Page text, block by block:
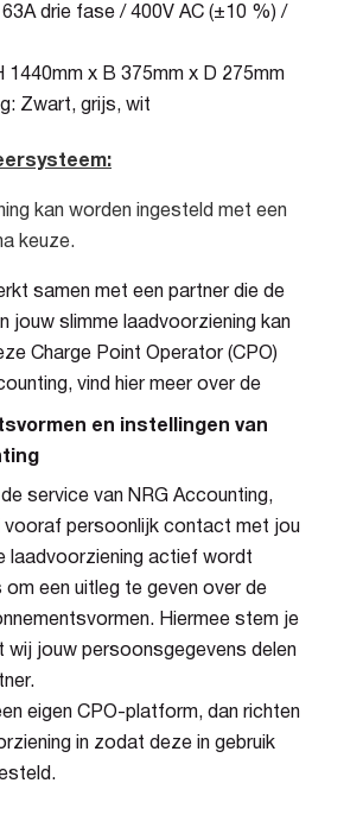
drie fase / 400V AC (±10 %) /
1440mm x B 375mm x D 275mm
Zwart, grijs, wit
kan worden ingesteld met een
keuze.
samen met een partner die de
jouw slimme laadvoorziening kan
Charge Point Operator (CPO)
vind hier meer over de
en instellingen van
service van NRG Accounting,
vooraf persoonlijk contact met jou
laadvoorziening actief wordt
een uitleg te geven over de
Hiermee stem je
wij jouw persoonsgegevens delen
eigen CPO-platform, dan richten
in zodat deze in gebruik